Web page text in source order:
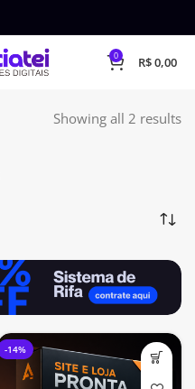
0 R$0,00
Showing all 2 results
-14%